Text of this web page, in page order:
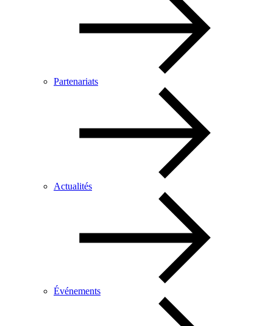
Partenariats
Actualités
Événements